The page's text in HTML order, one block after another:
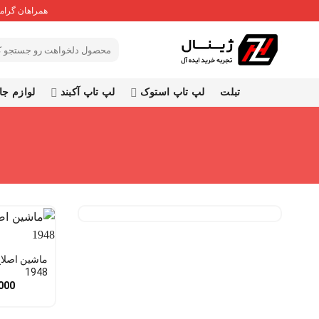
to
همراهان
برای:
تبلت لپ تاپ استوک لپ تاپ آکبند لوازم
1948